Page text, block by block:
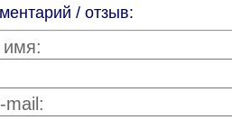
/ отзыв: